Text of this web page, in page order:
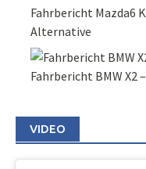
Fahrbericht Mazda6
Alternative
Fahrbericht BMW X2
VIDEO